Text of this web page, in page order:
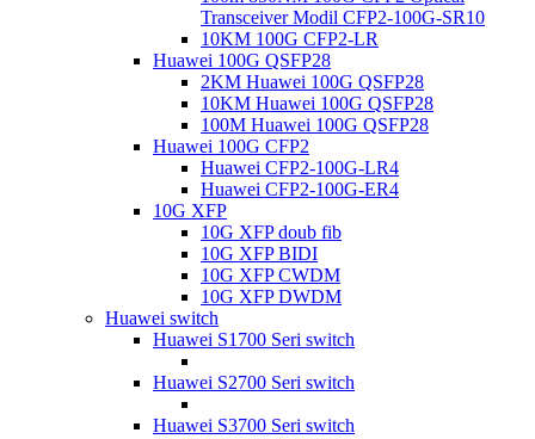
Transceiver Modil CFP2-100G-SR10
10KM 100G CFP2-LR
Huawei 100G QSFP28
2KM Huawei 100G QSFP28
10KM Huawei 100G QSFP28
100M Huawei 100G QSFP28
Huawei 100G CFP2
Huawei CFP2-100G-LR4
Huawei CFP2-100G-ER4
10G XFP
10G XFP doub fib
10G XFP BIDI
10G XFP CWDM
10G XFP DWDM
Huawei switch
Huawei S1700 Seri switch
Huawei S2700 Seri switch
Huawei S3700 Seri switch